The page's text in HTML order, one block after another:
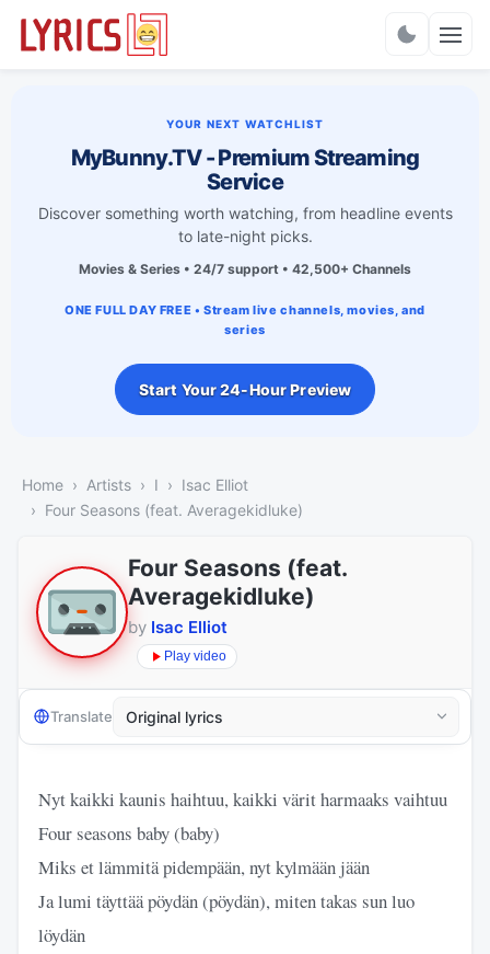
YOUR NEXT WATCHLIST
MyBunny.TV - Premium Streaming
Service
Discover something worth watching, from headline events
to late-night picks.
Movies & Series • 24/7 support • 42,500+ Channels
ONE FULL DAY FREE • Stream live channels, movies, and
series
Start Your 24-Hour Preview
Home Artists I
Isac Elliot
Four Seasons (feat. Averagekidluke)
Four Seasons (feat.
Averagekidluke)
by Isac Elliot
Play video
Translate
Nyt kaikki kaunis haihtuu, kaikki värit harmaaks vaihtuu
Four seasons baby (baby)
Miks et lämmitä pidempään, nyt kylmään jään
Ja lumi täyttää pöydän (pöydän), miten takas sun luo
löydän